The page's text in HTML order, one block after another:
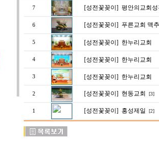
7 [성전꽃꽂이] 평안의교회
6 [성전꽃꽂이] 푸른교회 맥
5 [성전꽃꽂이] 한누리교회
4 [성전꽃꽂이] 한누리교회
3 [성전꽃꽂이] 한누리교회
2 [성전꽃꽂이] 현동교회 [3]
1 [성전꽃꽂이] 홍성제일 [2]